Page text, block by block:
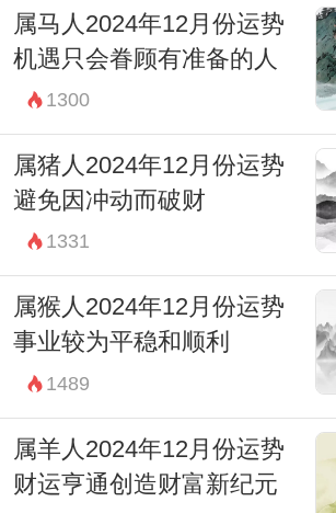
属马人2024年12月份运势
机遇只会眷顾有准备的人
1300
属猪人2024年12月份运势
避免因冲动而破财
1331
属猴人2024年12月份运势
事业较为平稳和顺利
1489
属羊人2024年12月份运势
财运亨通创造财富新纪元